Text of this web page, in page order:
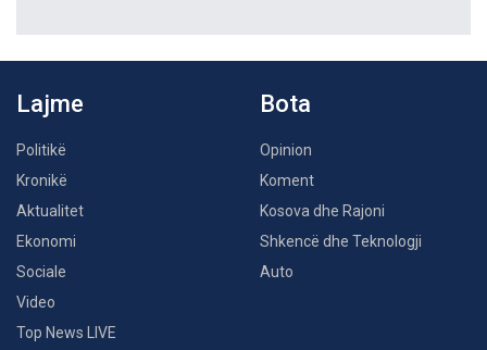
Lajme
Politikë
Kronikë
Aktualitet
Ekonomi
Sociale
Video
Top News LIVE
Bota
Opinion
Koment
Kosova dhe Rajoni
Shkencë dhe Teknologji
Auto